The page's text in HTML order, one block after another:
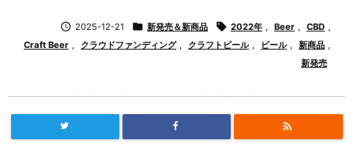
 2025-12-21  新発売＆新商品  2022年 , Beer , CBD ,
Craft Beer , クラウドファンディング , クラフトビール , ビール , 新商品 ,
新発売
